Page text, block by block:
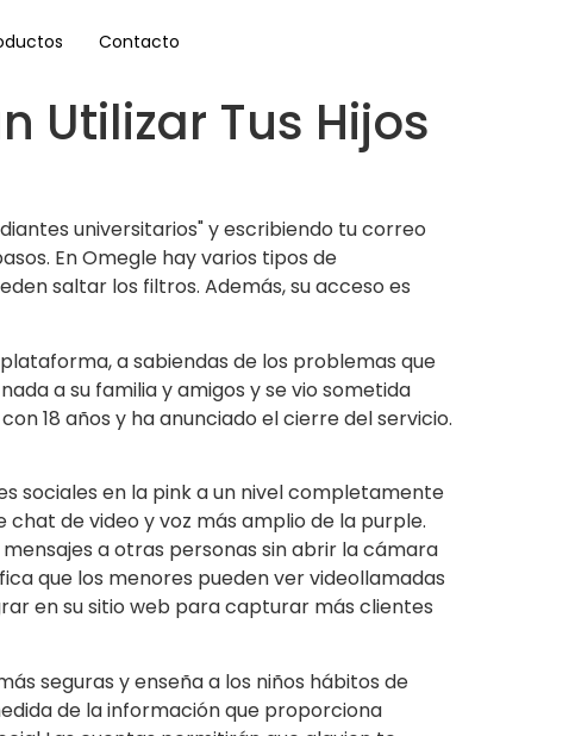
Contacto
Utilizar Tus Hijos
universitarios" y escribiendo tu correo
En Omegle hay varios tipos de
saltar los filtros. Además, su acceso es
a sabiendas de los problemas que
a su familia y amigos y se vio sometida
18 años y ha anunciado el cierre del servicio.
sociales en la pink a un nivel completamente
de video y voz más amplio de la purple.
a otras personas sin abrir la cámara
que los menores pueden ver videollamadas
en su sitio web para capturar más clientes
seguras y enseña a los niños hábitos de
de la información que proporciona